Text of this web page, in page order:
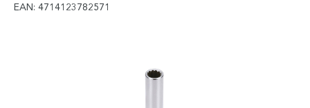
EAN: 4714123782571